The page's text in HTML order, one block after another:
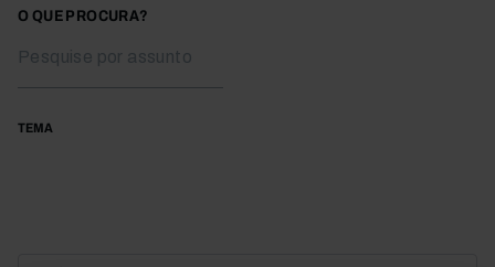
O QUE PROCURA?
TEMA